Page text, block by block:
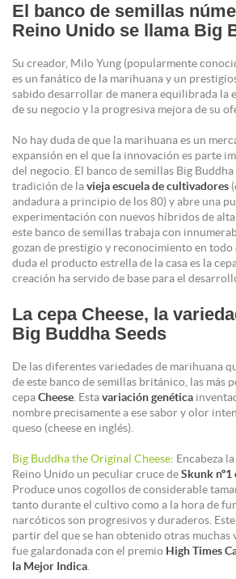
El banco de semillas
Reino Unido se llama Big
Su creador, Milo Yung (popularmente
es un fanático de la marihuana y un
sabido desarrollar de manera equilibrada la
de su negocio y la progresiva mejora de su
No hay duda de que la marihuana es un
expansión en el que la innovación es parte
del negocio. El banco de semillas Big Buddha
tradición de lavieja escuela de cultivadores
andadura a principio de los 80) y abre una
experimentación con nuevos híbridos de
este banco de semillas trabaja con
gozan de prestigio y reconocimiento en todo
duda el producto estrella de la casa es la
creación ha servido de base para el
La cepa Cheese, la
Big Buddha Seeds
De las diferentes variedades de marihuana
de este banco de semillas británico, las más
cepaCheese. Estavariación genética
nombre precisamente a ese sabor y olor
queso (cheese en inglés).
Big Buddha the Original Cheese: Encabeza
Reino Unido un peculiar cruce deSkunk
Produce unos cogollos de considerable
tanto durante el cultivo como a la hora de
narcóticos son progresivos y duraderos.
partir del que se han obtenido otras muchas
fue galardonada con el premio High Times
la Mejor Indica.